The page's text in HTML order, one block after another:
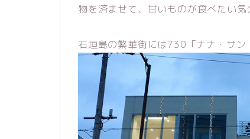
物を済ませて、甘いものが食べたい気
石垣島の繁華街には730「ナナ・サン